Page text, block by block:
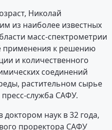
Николай
из наиболее известных
масс-спектрометрии
применения к решению
и количественного
соединений
растительном сырье
служба САФУ.
доктором наук в 32 года,
проректора САФУ